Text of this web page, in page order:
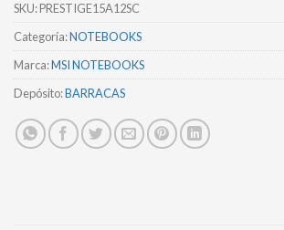
SKU:PRESTIGE15A12SC
Categoría:NOTEBOOKS
Marca:MSI NOTEBOOKS
Depósito:BARRACAS